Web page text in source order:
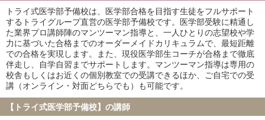
金沢大学
浜松医科大学
滋賀医科大学
長崎大学
群馬大学
富山大学
岐阜大学
鹿児島大学
山口大学
愛媛大学
香川大学
福井大学
弘前大学
琉球大学
札幌医科大学
大分大学
鳥取大学
徳島大学
トライ式医学部予備校は、医学部合格を目指す生徒をフルサポート
するトライグループ直営の医学部予備校です。医学部受験に精通し
た業界プロ講師陣のマンツーマン指導と、一人ひとりの志望校や学
力に基づいた合格までのオーダーメイドカリキュラムで、最短距離
での合格を実現します。また、現役医学部生コーチが合格まで徹底
伴走し、自学自習までサポートします。マンツーマン指導は専用の
校舎もしくはお近くの個別教室での受講できるほか、ご自宅での受
講（オンライン・対面どちらでも）も可能です。
【トライ式医学部予備校】の講師